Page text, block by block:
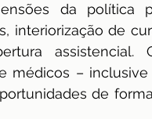
da política
interiorização de
assistencial.
médicos –
de